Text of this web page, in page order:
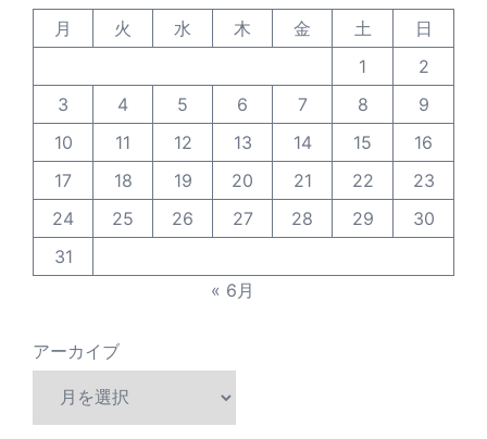
月
火 水 木 金 土
日
1
2
3
4 5 6 7 8
9
10
11 12 13 14 15
16
17
18 19 20 21 22
23
24
25 26 27 28 29
30
31
« 6月
アーカイブ